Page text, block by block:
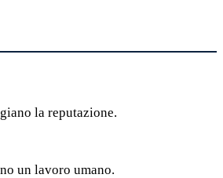
la reputazione.
un lavoro umano.